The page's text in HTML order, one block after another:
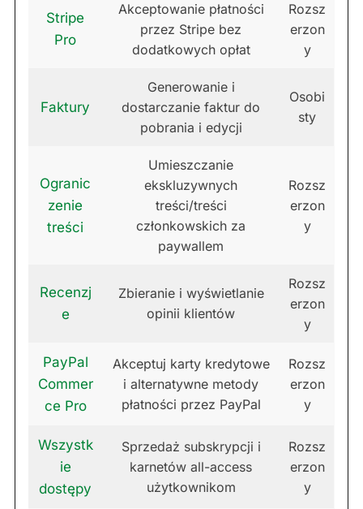
Stripe
Pro
Akceptowanie płatności
przez Stripe bez
dodatkowych opłat
Rozsz
erzon
y
Faktury
Generowanie i
dostarczanie faktur do
pobrania i edycji
Osobi
sty
Ogranic
zenie
treści
Umieszczanie
ekskluzywnych
treści/treści
członkowskich za
paywallem
Rozsz
erzon
y
Recenzj
e
Zbieranie i wyświetlanie
opinii klientów
Rozsz
erzon
y
PayPal
Commer
ce Pro
Akceptuj karty kredytowe
i alternatywne metody
płatności przez PayPal
Rozsz
erzon
y
Wszystk
ie
dostępy
Sprzedaż subskrypcji i
karnetów all-access
użytkownikom
Rozsz
erzon
y